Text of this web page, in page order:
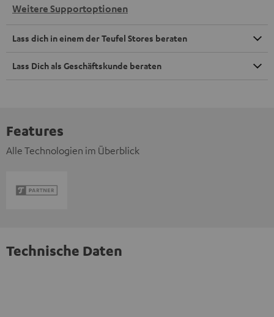
Weitere Supportoptionen
Lass dich in einem der Teufel Stores beraten
Lass Dich als Geschäftskunde beraten
Features
Alle Technologien im Überblick
Technische Daten